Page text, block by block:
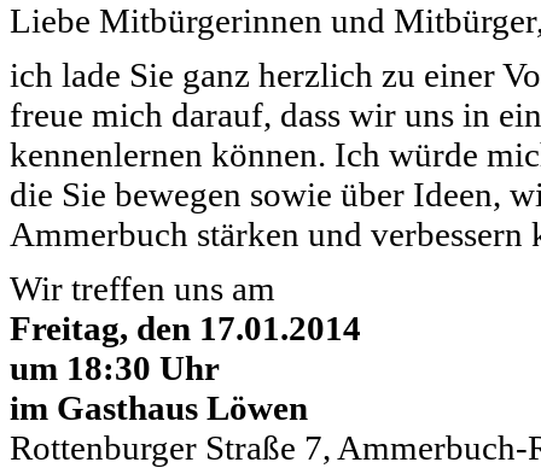
Liebe Mitbürgerinnen und
ich lade Sie ganz herzlich zu einer
freue mich darauf, dass wir uns in
kennenlernen können. Ich würde
die Sie bewegen sowie über Ideen,
Ammerbuch stärken und verbessern
Wir treffen uns am
Freitag, den 17.01.2014
um 18:30 Uhr
im Gasthaus Löwen
Rottenburger Straße 7, Ammerbuch-